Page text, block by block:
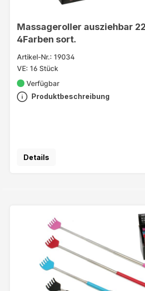
Massageroller ausziehbar
4Farben sort.
Artikel-Nr.: 19034
VE: 16 Stück
Verfügbar
Produktbeschreibung
Details